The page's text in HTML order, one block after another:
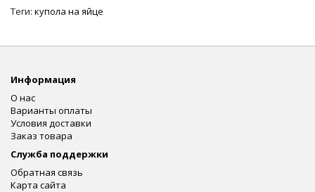
Теги: купола на яйце
Информация
О нас
Варианты оплаты
Условия доставки
Заказ товара
Служба поддержки
Обратная связь
Карта сайта